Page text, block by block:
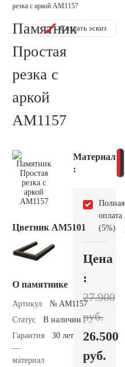
резка с аркой AM1157
Памятник
Простая
резка с
аркой
AM1157
Создать эскиз
Цветник АМ5101
О памятнике
Артикул
№ AM1157
Статус
В наличии
Гарантия
—
материал
30 лет
Материал
:
Полная
оплата
(5%)
Цена
:
27.900
руб.
26.500
руб.